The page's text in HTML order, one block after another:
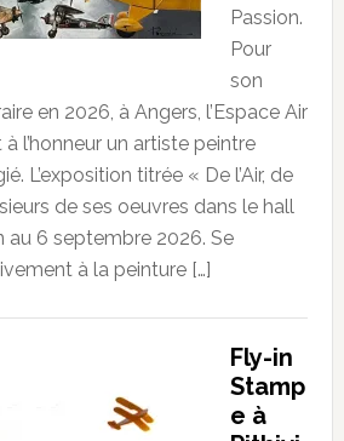
Passion.
Pour
son
en 2026, à Angers, l’Espace Air
à l’honneur un artiste peintre
L’exposition titrée « De l’Air, de
de ses oeuvres dans le hall
au 6 septembre 2026. Se
à la peinture […]
Fly-in
Stamp
e à